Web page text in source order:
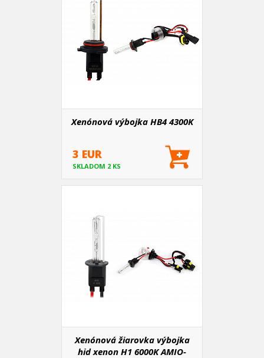
Xenónová výbojka HB4 4300K
3 EUR
SKLADOM 2 KS
Xenónová žiarovka výbojka
hid xenon H1 6000K AMIO-